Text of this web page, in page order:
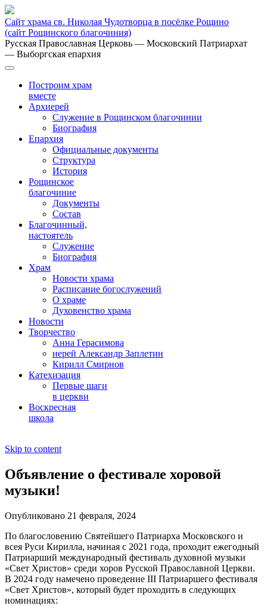
Сайт храма св. Николая Чудотворца в посёлке Рощино
(сайт Рощинского благочиния)
Русская Православная Церковь — Московский Патриархат
— Выборгская епархия
Построим храм
вместе
Архиерей
Служение в Рощинском благочинии
Биография
Епархия
Официальные документы
Структура
История
Рощинское
благочиние
Документы
Состав
Благочинный,
настоятель
Служение
Биография
Храм
Новости храма
Расписание богослужений
О храме
Духовенство храма
Новости
Творчество
Анна Герасимова
иерей Александр Заплетин
Кирилл Смирнов
Катехизация
Первые шаги
в церкви
Воскресная
школа
Skip to content
Объявление о фестивале хоровой
музыки!
Опубликовано 21 февраля, 2024
По благословению Святейшего Патриарха Московского и
всея Руси Кирилла, начиная с 2021 года, проходит ежегодный
Патриарший международный фестиваль духовной музыки
«Свет Христов» среди хоров Русской Православной Церкви.
В 2024 году намечено проведение III Патриаршего фестиваля
«Свет Христов», который будет проходить в следующих
номинациях: